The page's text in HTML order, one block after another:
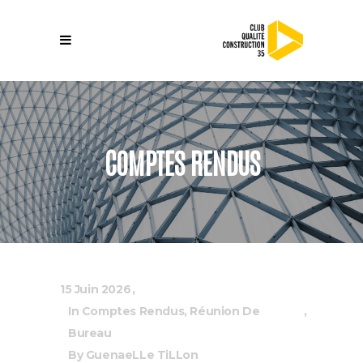
COMPTES RENDUS
15 Juin 2026
In Comptes Rendus, Réunion De
Bureau
By GuenaeLLe TiLLon